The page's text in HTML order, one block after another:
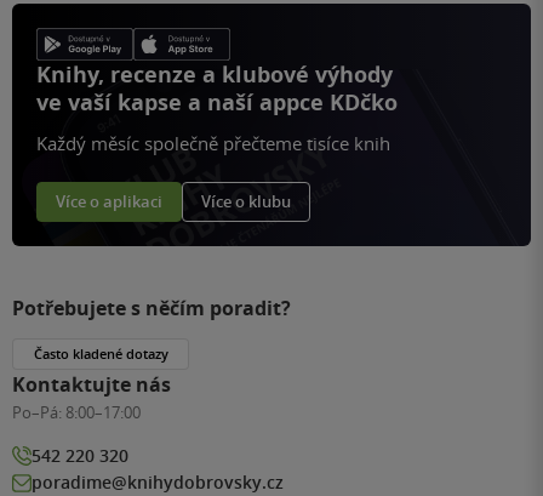
Knihy, recenze a klubové výhody
ve vaší kapse a naší appce KDčko
Každý měsíc společně přečteme tisíce knih
Více o aplikaci Více o klubu
Potřebujete s něčím poradit?
Často kladené dotazy
Kontaktujte nás
Po–Pá: 8:00–17:00
542 220 320
poradime@knihydobrovsky.cz